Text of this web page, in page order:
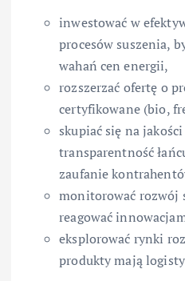
inwestować w
procesów suszenia,
wahań cen energii,
rozszerzać ofertę o
certyfikowane (bio,
skupiać się na
transparentność
zaufanie
monitorować rozwój
reagować
eksplorować rynki
produkty mają